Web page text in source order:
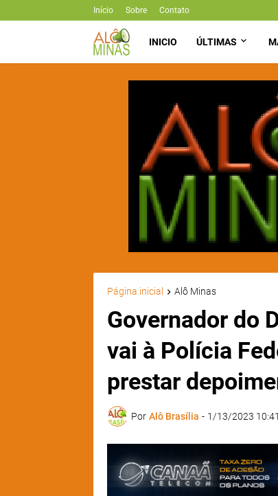
Início Sobre Contato
INICIO ÚLTIMAS
Página inicial Alô Minas
Governador do
vai à Polícia
prestar
Por Alô Brasília - 1/13/2023